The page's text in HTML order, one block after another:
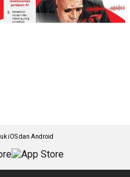
iOS dan Android